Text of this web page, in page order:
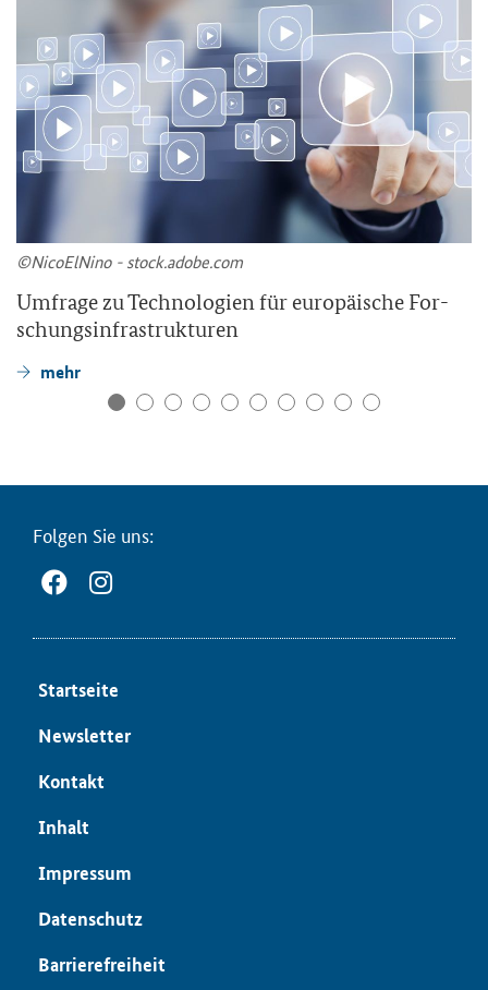
©Ni­co­ElNi­no - stock.adobe.com
Um­fra­ge zu Tech­no­lo­gien für eu­ro­päi­sche For­
schungs­in­fra­struk­tu­ren
mehr
Fol­gen Sie uns:
Start­sei­te
News­let­ter
Kon­takt
In­halt
Im­pres­sum
Da­ten­schutz
Bar­rie­re­frei­heit